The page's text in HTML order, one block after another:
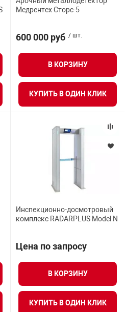
собственных программ
при установке в ряд
Медрентех Сторс-5
600 000 руб / шт.
В КОРЗИНУ
КУПИТЬ В ОДИН КЛИК
Инспекционно-досмотровый
комплекс RADARPLUS Model N
Цена по запросу
В КОРЗИНУ
КУПИТЬ В ОДИН КЛИК